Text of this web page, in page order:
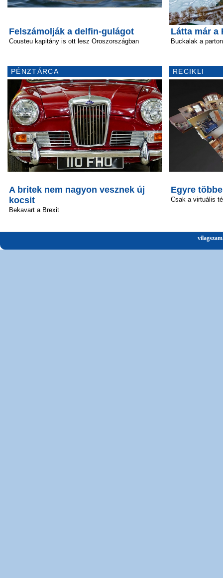
Felszámolják a delfin-gulágot
Cousteu kapitány is ott lesz Oroszországban
PÉNZTÁRCA
A britek nem nagyon vesznek új
kocsit
Bekavart a Brexit
Látta már a
Buckalak a parton
RECIKLI
Egyre
Csak a virtuális